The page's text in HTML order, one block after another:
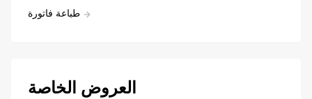
طباعة فاتورة
العروض الخاصة